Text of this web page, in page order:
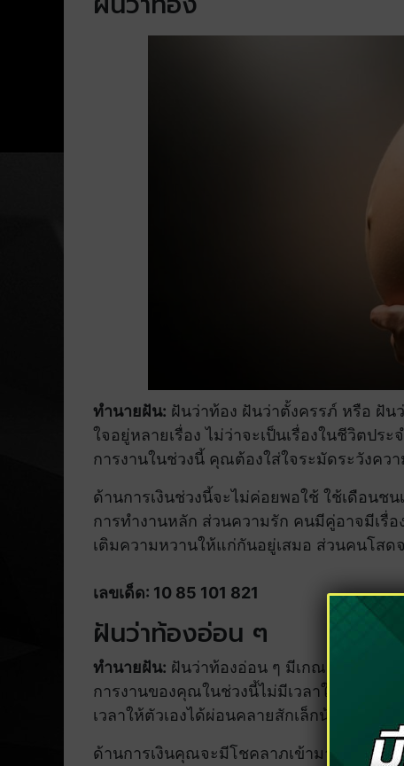
ทำนายฝัน: ฝันว่าท้อง ฝันว่าตั้งครรภ์ หรือ ฝัน
ใจอยู่หลายเรื่อง ไม่ว่าจะเป็นเรื่องในชีวิตปร
การงานในช่วงนี้ คุณต้องใส่ใจระมัดระวังคว
ด้านการเงินช่วงนี้จะไม่ค่อยพอใช้ ใช้เดือนช
การทำงานหลัก ส่วนความรัก คนมีคู่อาจมีเรื่
เติมความหวานให้แก่กันอยู่เสมอ ส่วนคนโสด
เลขเด็ด: 10 85 101 821
ฝันว่าท้องอ่อน ๆ
ทำนายฝัน: ฝันว่าท้องอ่อน ๆ มีเกณฑ์ว่าในช่ว
การงานของคุณในช่วงนี้ไม่มีเวลาให้ได้หยุดพั
เวลาให้ตัวเองได้ผ่อนคลายสักเล็กน้อย
ด้านการเงินคุณจะมีโชคลาภเข้ามา โดยจะม